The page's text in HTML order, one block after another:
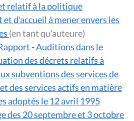
relatif à la politique
d'accueil à mener envers les
(en tant qu'auteure)
- Auditions dans le
des décrets relatifs à
subventions des services de
des services actifs en matière
adoptés le 12 avril 1995
des 20 septembre et 3 octobre